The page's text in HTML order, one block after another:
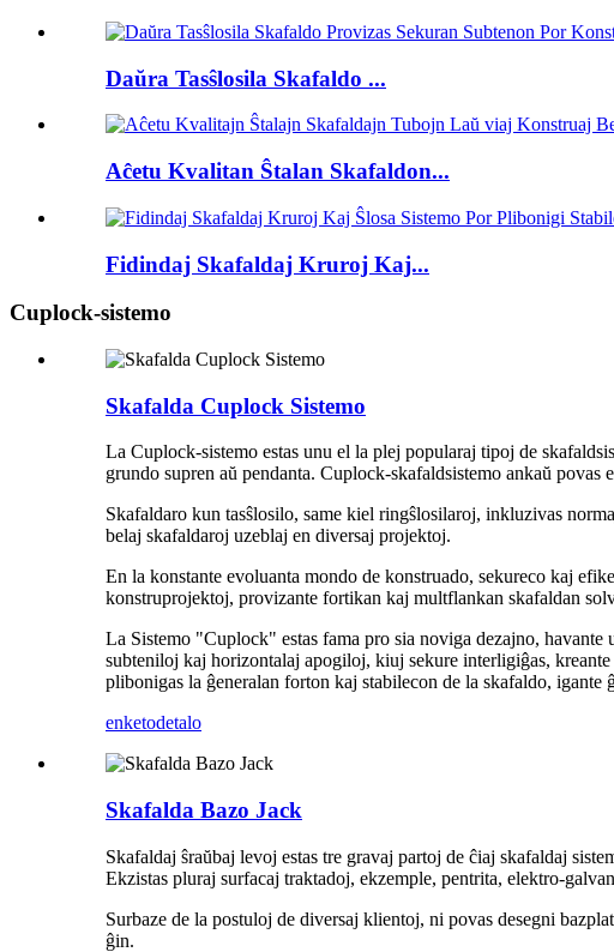
Daŭra Tasŝlosila Skafaldo ...
Aĉetu Kvalitan Ŝtalan Skafaldon...
Fidindaj Skafaldaj Kruroj Kaj...
Cuplock-sistemo
Skafalda Cuplock Sistemo
La Cuplock-sistemo estas unu el la plej popularaj tipoj de
grundo supren aŭ pendanta. Cuplock-skafaldsistemo ankaŭ
Skafaldaro kun tasŝlosilo, same kiel ringŝlosilaroj, inkluzivas
belaj skafaldaroj uzeblaj en diversaj projektoj.
En la konstante evoluanta mondo de konstruado, sekureco kaj
konstruprojektoj, provizante fortikan kaj multflankan skafaldan
La Sistemo "Cuplock" estas fama pro sia noviga dezajno,
subteniloj kaj horizontalaj apogiloj, kiuj sekure interligiĝas,
plibonigas la ĝeneralan forton kaj stabilecon de la skafaldo,
enketodetalo
Skafalda Bazo Jack
Skafaldaj ŝraŭbaj levoj estas tre gravaj partoj de ĉiaj skafaldaj
Ekzistas pluraj surfacaj traktadoj, ekzemple, pentrita, elektro-
Surbaze de la postuloj de diversaj klientoj, ni povas desegni
ĝin.